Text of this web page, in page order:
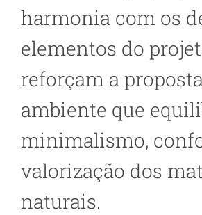
harmonia com os
elementos do
reforçam a
ambiente que
minimalismo,
valorização dos
naturais.